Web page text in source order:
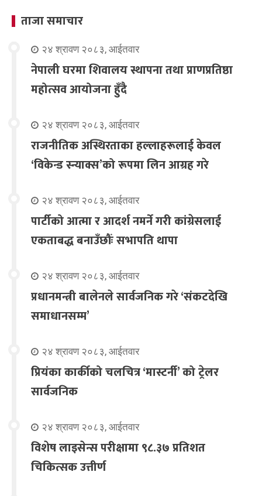
ताजा समाचार
२४ श्रावण २०८३, आईतवार
नेपाली घरमा शिवालय स्थापना तथा प्राणप्रतिष्ठा
महोत्सव आयोजना हुँदै
२४ श्रावण २०८३, आईतवार
राजनीतिक अस्थिरताका हल्लाहरूलाई केवल
‘विकेन्ड स्न्याक्स’को रूपमा लिन आग्रह गरे
२४ श्रावण २०८३, आईतवार
पार्टीको आत्मा र आदर्श नमर्ने गरी कांग्रेसलाई
एकताबद्ध बनाउँछौंः सभापति थापा
२४ श्रावण २०८३, आईतवार
प्रधानमन्त्री बालेनले सार्वजनिक गरे ‘संकटदेखि
समाधानसम्म’
२४ श्रावण २०८३, आईतवार
प्रियंका कार्कीको चलचित्र ‘मास्टर्नी’ को ट्रेलर
सार्वजनिक
२४ श्रावण २०८३, आईतवार
विशेष लाइसेन्स परीक्षामा ९८.३७ प्रतिशत
चिकित्सक उत्तीर्ण